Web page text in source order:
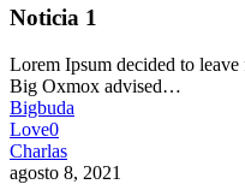
Noticia 1
Lorem Ipsum decided to
Big Oxmox advised…
Bigbuda
Love0
Charlas
agosto 8, 2021